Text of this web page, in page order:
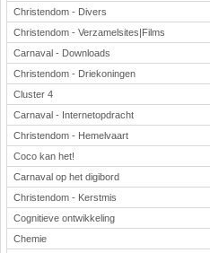
Christendom - Divers
Christendom - Verzamelsites|Films
Carnaval - Downloads
Christendom - Driekoningen
Cluster 4
Carnaval - Internetopdracht
Christendom - Hemelvaart
Coco kan het!
Carnaval op het digibord
Christendom - Kerstmis
Cognitieve ontwikkeling
Chemie